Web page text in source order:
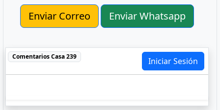
Enviar Correo Enviar Whatsapp
ComentariosCasa 239 Iniciar Sesión